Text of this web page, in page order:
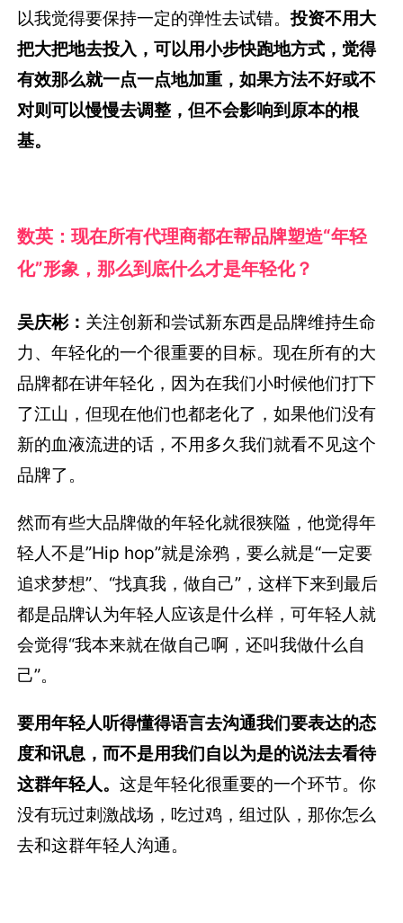
以我觉得要保持一定的弹性去试错。投资不用大
把大把地去投入，可以用小步快跑地方式，觉得
有效那么就一点一点地加重，如果方法不好或不
对则可以慢慢去调整，但不会影响到原本的根
基。
数英：现在所有代理商都在帮品牌塑造“年轻
化”形象，那么到底什么才是年轻化？
吴庆彬： 关注创新和尝试新东西是品牌维持生命
力、年轻化的一个很重要的目标。现在所有的大
品牌都在讲年轻化，因为在我们小时候他们打下
了江山，但现在他们也都老化了，如果他们没有
新的血液流进的话，不用多久我们就看不见这个
品牌了。
然而有些大品牌做的年轻化就很狭隘，他觉得年
轻人不是”Hip hop”就是涂鸦，要么就是“一定要
追求梦想”、“找真我，做自己”，这样下来到最后
都是品牌认为年轻人应该是什么样，可年轻人就
会觉得“我本来就在做自己啊，还叫我做什么自
己”。
要用年轻人听得懂得语言去沟通我们要表达的态
度和讯息，而不是用我们自以为是的说法去看待
这群年轻人。这是年轻化很重要的一个环节。你
没有玩过刺激战场，吃过鸡，组过队，那你怎么
去和这群年轻人沟通。